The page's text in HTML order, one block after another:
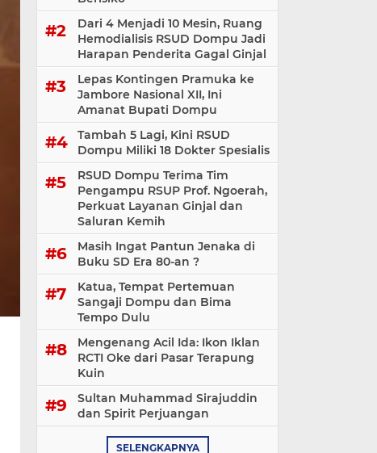
Dari 4 Menjadi 10 Mesin, Ruang
Hemodialisis RSUD Dompu Jadi
Harapan Penderita Gagal Ginjal
Lepas Kontingen Pramuka ke
Jambore Nasional XII, Ini
Amanat Bupati Dompu
Tambah 5 Lagi, Kini RSUD
Dompu Miliki 18 Dokter Spesialis
RSUD Dompu Terima Tim
Pengampu RSUP Prof. Ngoerah,
Perkuat Layanan Ginjal dan
Saluran Kemih
Masih Ingat Pantun Jenaka di
Buku SD Era 80-an ?
Katua, Tempat Pertemuan
Sangaji Dompu dan Bima
Tempo Dulu
Mengenang Acil Ida: Ikon Iklan
RCTI Oke dari Pasar Terapung
Kuin
Sultan Muhammad Sirajuddin
dan Spirit Perjuangan
SELENGKAPNYA